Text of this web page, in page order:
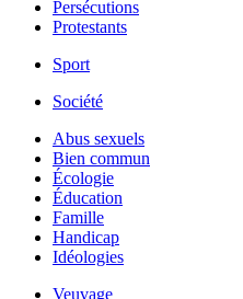
Persécutions
Protestants
Sport
Société
Abus sexuels
Bien commun
Écologie
Éducation
Famille
Handicap
Idéologies
Veuvage